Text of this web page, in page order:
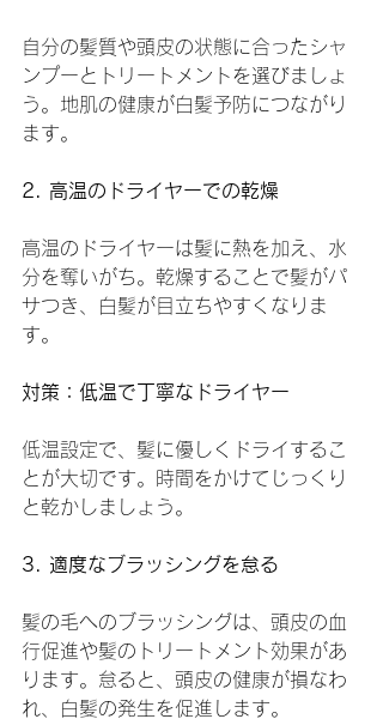
自分の髪質や頭皮の状態に合ったシャ
ンプーとトリートメントを選びましょ
う。地肌の健康が白髪予防につながり
ます。
2. 高温のドライヤーでの乾燥
高温のドライヤーは髪に熱を加え、水
分を奪いがち。乾燥することで髪がパ
サつき、白髪が目立ちやすくなりま
す。
対策：低温で丁寧なドライヤー
低温設定で、髪に優しくドライするこ
とが大切です。時間をかけてじっくり
と乾かしましょう。
3. 適度なブラッシングを怠る
髪の毛へのブラッシングは、頭皮の血
行促進や髪のトリートメント効果があ
ります。怠ると、頭皮の健康が損なわ
れ、白髪の発生を促進します。